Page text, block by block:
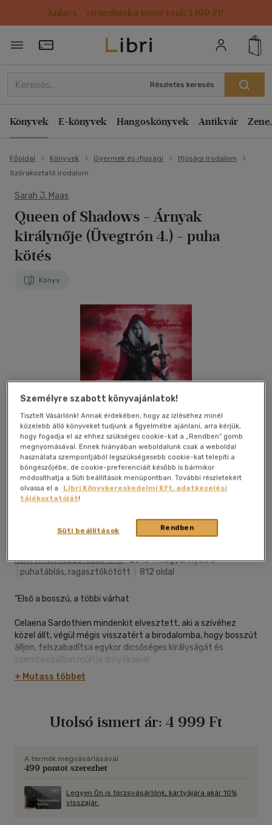
Kulacs / strandtáska most csak 1499 Ft!
Törzsvásárlói Kártya adatai
Részletes keresés
Könyvek E-könyvek Hangoskönyvek Antikvár
Főoldal Könyvek Gyermek és ifjúsági
Ifjúsági irodalom
Szórakoztató irodalom
Sarah J. Maas
Queen of Shadows - Árnyak
királynője (Üvegtrón 4.) - puha
kötés
Könyv
(11 vélemény)
Könyvmolyképző Kiadó Kft.|2016|magyar nyelvű
puhatáblás, ragasztókötött 812 oldal
"Első a bosszú, a többi várhat
Celaena Sardothien mindenkit elvesztett, aki a szívéhez
közel állt, végül mégis visszatért a birodalomba, hogy bosszút
álljon, felszabadítsa egykor dicsőséges királyságát és
szembeszálljon múltja árnyékaival
Tiszta szívéből elfogadta, hogy ő Aelin Galathynius, Terrasen
királynője. De mielőtt visszaszerezné a trónját, harcolnia kell.
tömlöcben sínylődik, és a kegyetlen király rabságában
Folytatódik Celaena utazása, mely fenekestül forgathatja fel
az életét.
Kövesd és éld át szenvedélyes és időnként fájdalmas
kalandjait!"
+ Mutass többet
Utolsó ismert ár: 4 999 Ft
A termék megvásárlásával
499 pontot szerezhet
Legyen Ön is törzsvásárlónk, kártyájára akár 10%
visszajár.
Személyre szabott könyvajánlatok!
Tisztelt Vásárlónk! Annak érdekében, hogy az ízléséhez minél
közelebb álló könyveket tudjunk a figyelmébe ajánlani, arra kérjük,
hogy fogadja el az ehhez szükséges cookie-kat a „Rendben” gomb
megnyomásával. Ennek hiányában weboldalunk csak a weboldal
használata szempontjából legszükségesebb cookie-kat telepíti a
böngészőjébe, de cookie-preferenciáit később is bármikor
módosíthatja a Süti beállítások menüpontban. További részletekért
olvassa el a
Libri Könyvkereskedelmi Kft. adatkezelési
tájékoztatóját!
Rendben
Süti beállítások